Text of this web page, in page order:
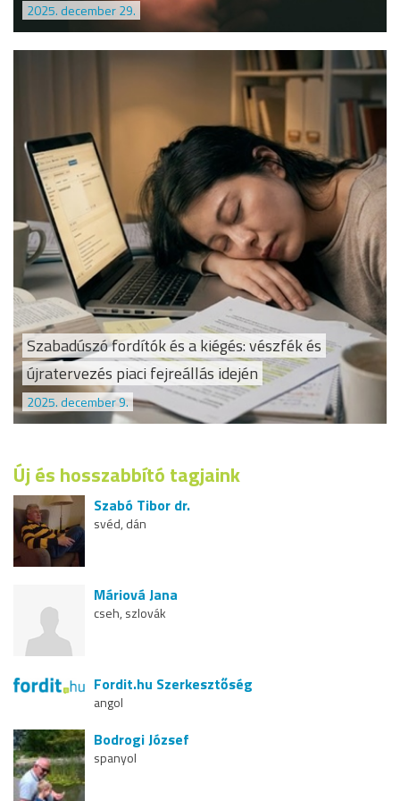
2025. december 29.
Szabadúszó fordítók és a kiégés: vészfék és
újratervezés piaci fejreállás idején
2025. december 9.
Új és hosszabbító tagjaink
Szabó Tibor dr.
svéd, dán
Máriová Jana
cseh, szlovák
Fordit.hu Szerkesztőség
angol
Bodrogi József
spanyol